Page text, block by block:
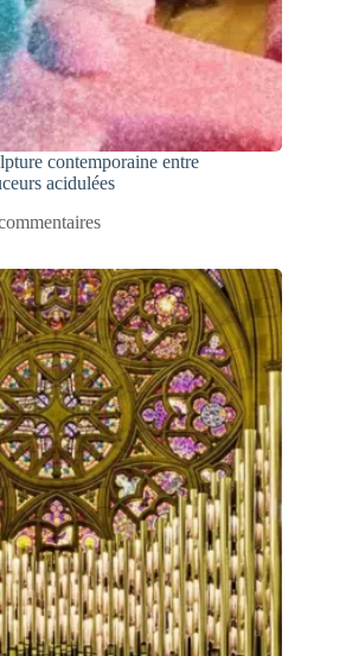
contemporaine entre
acidulées